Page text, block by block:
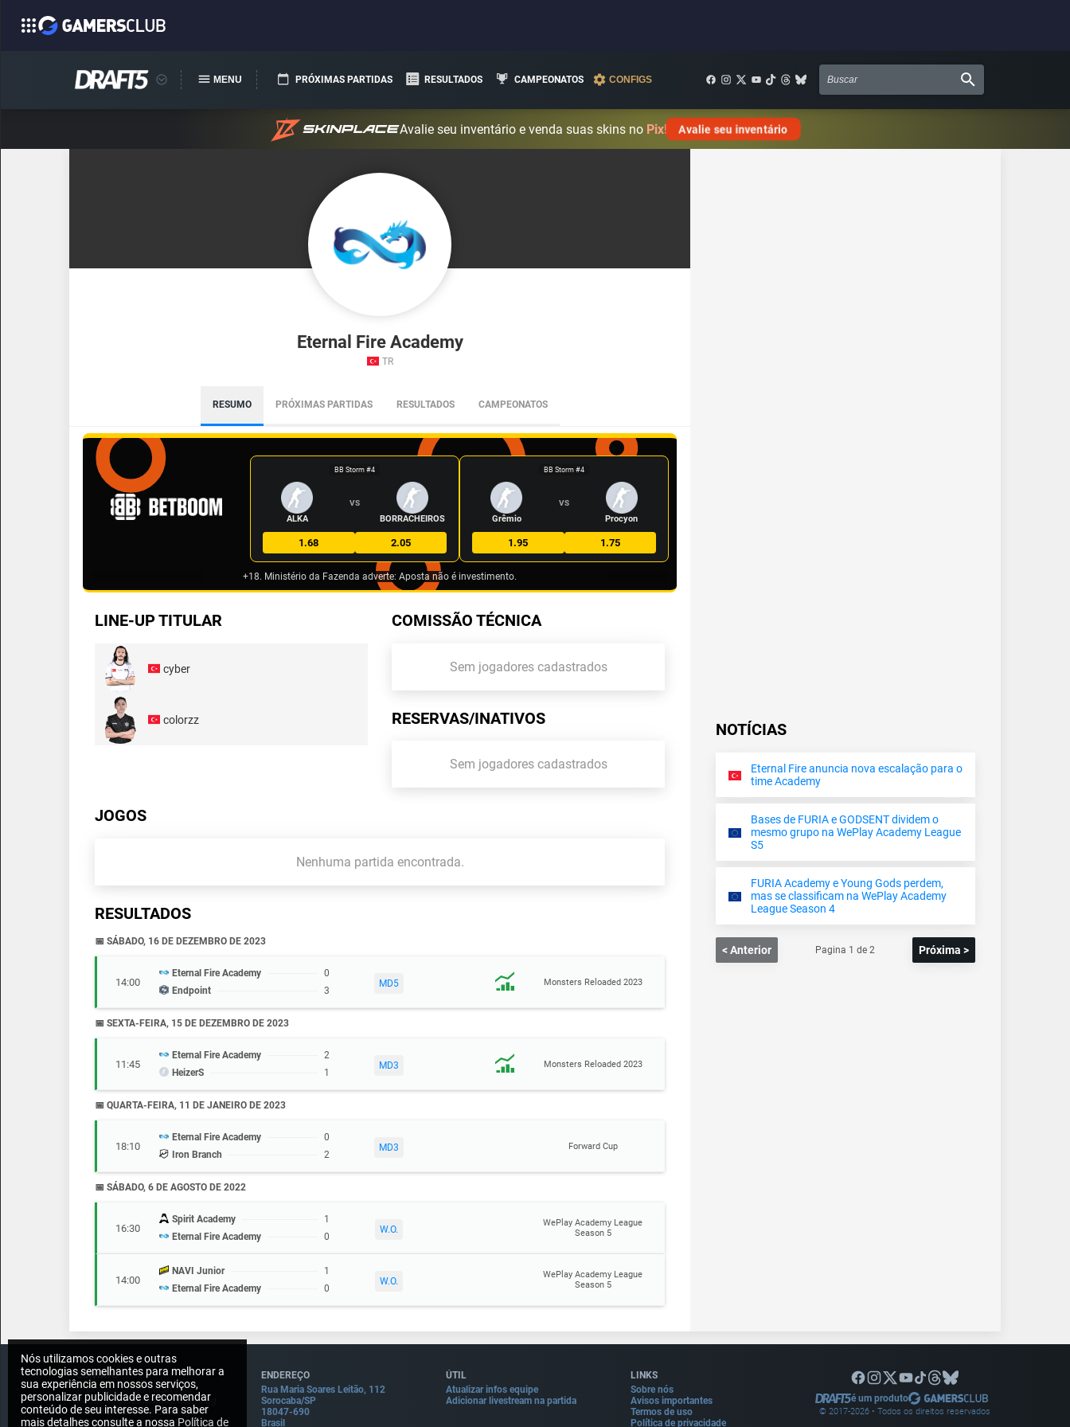
MENU PRÓXIMAS PARTIDAS RESULTADOS CAMPEONATOS CONFIGS
Avalie seu inventário e venda suas skins no Pix! Avalie seu inventário
Nós utilizamos cookies e outras
tecnologias semelhantes para melhorar a
sua experiência em nossos serviços,
personalizar publicidade e recomendar
conteúdo de seu interesse. Para saber
mais detalhes consulte a nossa Política de
Eternal Fire Academy
TR
RESUMO PRÓXIMAS PARTIDAS RESULTADOS CAMPEONATOS
BB Storm #4
ALKA
VS
BORRACHEIROS
1.68 2.05
BB Storm #4
Grêmio
VS
Procyon
1.95 1.75
+18. Ministério da Fazenda adverte: Aposta não é investimento.
LINE-UP TITULAR
cyber
colorzz
COMISSÃO TÉCNICA
Sem jogadores cadastrados
RESERVAS/INATIVOS
Sem jogadores cadastrados
JOGOS
Nenhuma partida encontrada.
RESULTADOS
📅 SÁBADO, 16 DE DEZEMBRO DE 2023
14:00
Eternal Fire Academy
0
Endpoint
3
MD5 Monsters Reloaded 2023
📅 SEXTA-FEIRA, 15 DE DEZEMBRO DE 2023
11:45
Eternal Fire Academy
2
HeizerS
1
MD3 Monsters Reloaded 2023
📅 QUARTA-FEIRA, 11 DE JANEIRO DE 2023
18:10
Eternal Fire Academy
0
Iron Branch
2
MD3 Forward Cup
📅 SÁBADO, 6 DE AGOSTO DE 2022
16:30
Spirit Academy
1
Eternal Fire Academy
0
W.O.
WePlay Academy League
Season 5
14:00
NAVI Junior
1
Eternal Fire Academy
0
W.O.
WePlay Academy League
Season 5
NOTÍCIAS
Eternal Fire anuncia nova escalação para o
time Academy
Bases de FURIA e GODSENT dividem o
mesmo grupo na WePlay Academy League
S5
FURIA Academy e Young Gods perdem,
mas se classificam na WePlay Academy
League Season 4
< Anterior Pagina 1 de 2 Próxima >
CONTATO
Imprensa: press@draft5.gg
Pauta: sugestaopauta@draft5.gg
Contato: contato@draft5.gg
Comercial: comercial@draft5.gg
ENDEREÇO
Rua Maria Soares Leitão, 112
Sorocaba/SP
18047-690
Brasil
ÚTIL
Atualizar infos equipe
Adicionar livestream na partida
LINKS
Sobre nós
Avisos importantes
Termos de uso
Política de privacidade
é um produto
© 2017-2026• Todos os direitos reservados